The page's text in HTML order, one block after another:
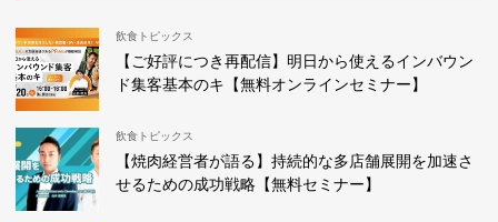
飲食トピックス
【ご好評につき再配信】明日から使えるインバウン
ド集客基本のキ【無料オンラインセミナー】
飲食トピックス
【焼肉経営者が語る】持続的な多店舗展開を加速さ
せるための成功戦略【無料セミナー】